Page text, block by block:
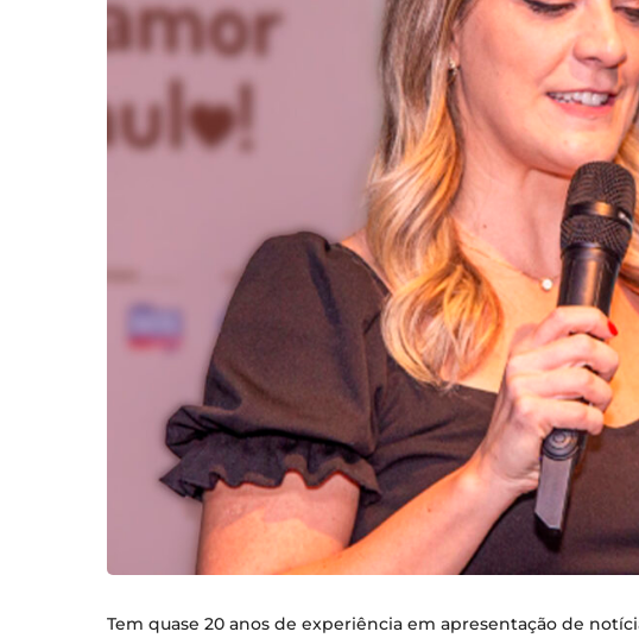
Tem quase 20 anos de experiência em apresentação de